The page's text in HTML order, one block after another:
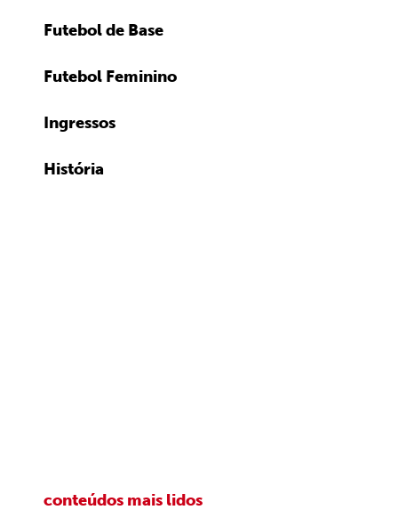
Futebol de Base
Futebol Feminino
Ingressos
História
conteúdos mais lidos